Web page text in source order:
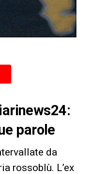
parole
da
rossoblù. L’ex